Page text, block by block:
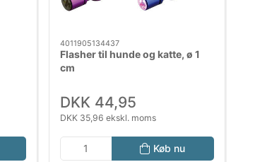
4011905134437
Flasher til hunde og katte, ø 1
cm
DKK 44,95
DKK 35,96 ekskl. moms
Køb nu